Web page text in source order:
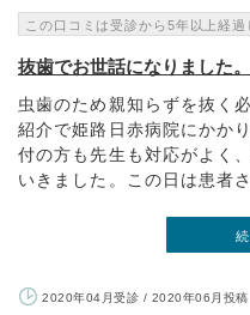
この口コミは受診から5年以上経過
抜歯でお世話になりました。
虫歯のため親知らずを抜く
紹介で姫路日赤病院にかか
付の方も先生も対応がよく
いきました。この日は患者
2020年04月受診 / 2020年06月投稿